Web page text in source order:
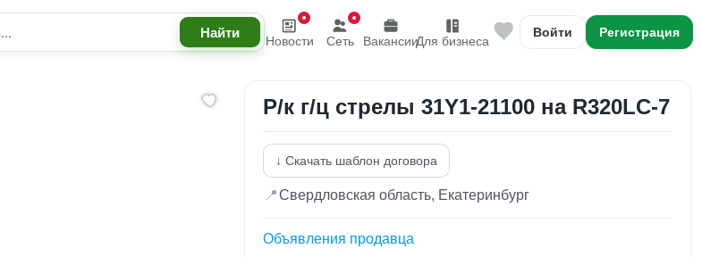
Новости Сеть ВакансииДля бизнеса
Войти Регистрация
Р/к г/ц стрелы 31Y1-21100 на R320LC-7
↓ Скачать шаблон договора
📍Свердловская область, Екатеринбург
Объявления продавца